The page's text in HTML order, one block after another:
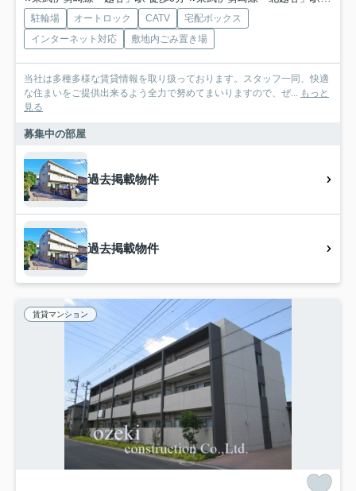
駐輪場 オートロック CATV
宅配ボックス
インターネット対応
敷地内ごみ置き場
当社は多種多様な賃貸情報を取り扱っております。スタッフ一同、快適
な住まいをご提供出来るよう全力で努めてまいりますので、ぜ... もっと
見る
募集中の部屋
過去掲載物件
過去掲載物件
賃貸マンション